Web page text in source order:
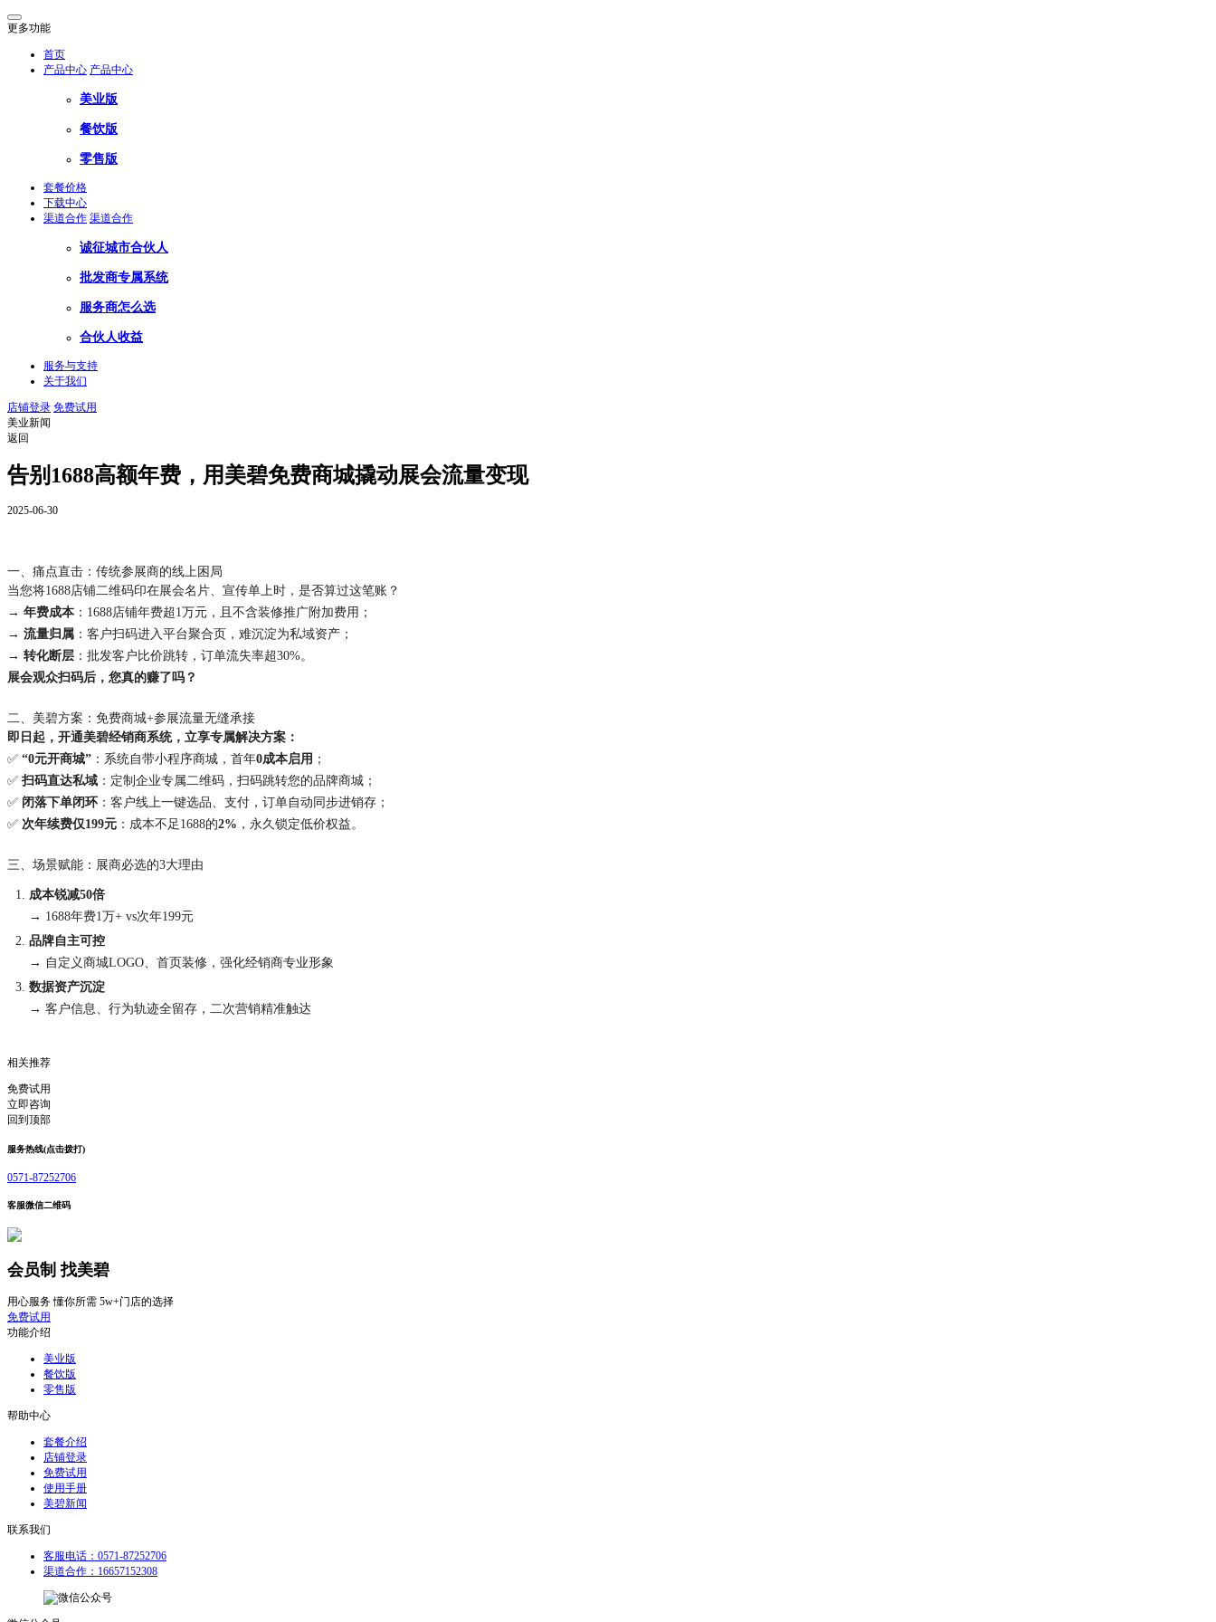
更多功能
首页
产品中心 产品中心
美业版
餐饮版
零售版
套餐价格
下载中心
渠道合作 渠道合作
诚征城市合伙人
批发商专属系统
服务商怎么选
合伙人收益
服务与支持
关于我们
店铺登录 免费试用
美业新闻
返回
告别1688高额年费，用美碧免费商城撬动展会流量变现
2025-06-30
一、痛点直击：传统参展商的线上困局
当您将1688店铺二维码印在展会名片、宣传单上时，是否算过这笔账？
→ 年费成本 ：1688店铺年费超1万元，且不含装修推广附加费用；
→ 流量归属 ：客户扫码进入平台聚合页，难沉淀为私域资产；
→ 转化断层 ：批发客户比价跳转，订单流失率超30%。
展会观众扫码后，您真的赚了吗？
二、美碧方案：免费商城+参展流量无缝承接
即日起，开通美碧经销商系统，立享专属解决方案：
✅ “0元开商城” ：系统自带小程序商城，首年0成本启用 ；
✅ 扫码直达私域 ：定制企业专属二维码，扫码跳转您的品牌商城；
✅ 闭落下单闭环 ：客户线上一键选品、支付，订单自动同步进销存；
✅ 次年续费仅199元 ：成本不足1688的2% ，永久锁定低价权益。
三、场景赋能：展商必选的3大理由
成本锐减50倍
→ 1688年费1万+ vs次年199元
品牌自主可控
→ 自定义商城LOGO、首页装修，强化经销商专业形象
数据资产沉淀
→ 客户信息、行为轨迹全留存，二次营销精准触达
相关推荐
免费试用
立即咨询
回到顶部
服务热线(点击拨打)
0571-87252706
客服微信二维码
会员制 找美碧
用心服务 懂你所需 5w+门店的选择
免费试用
功能介绍
美业版
餐饮版
零售版
帮助中心
套餐介绍
店铺登录
免费试用
使用手册
美碧新闻
联系我们
客服电话：0571-87252706
渠道合作：16657152308